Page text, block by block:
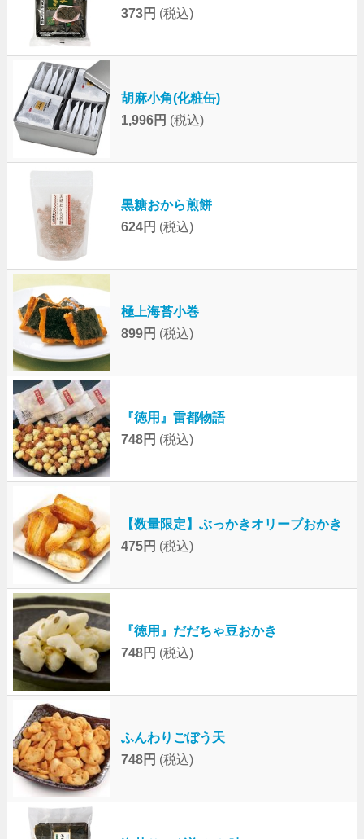
373円 (税込)
胡麻小角(化粧缶)
1,996円 (税込)
黒糖おから煎餅
624円 (税込)
極上海苔小巻
899円 (税込)
『徳用』雷都物語
748円 (税込)
【数量限定】ぶっかきオリーブおかき
475円 (税込)
『徳用』だだちゃ豆おかき
748円 (税込)
ふんわりごぼう天
748円 (税込)